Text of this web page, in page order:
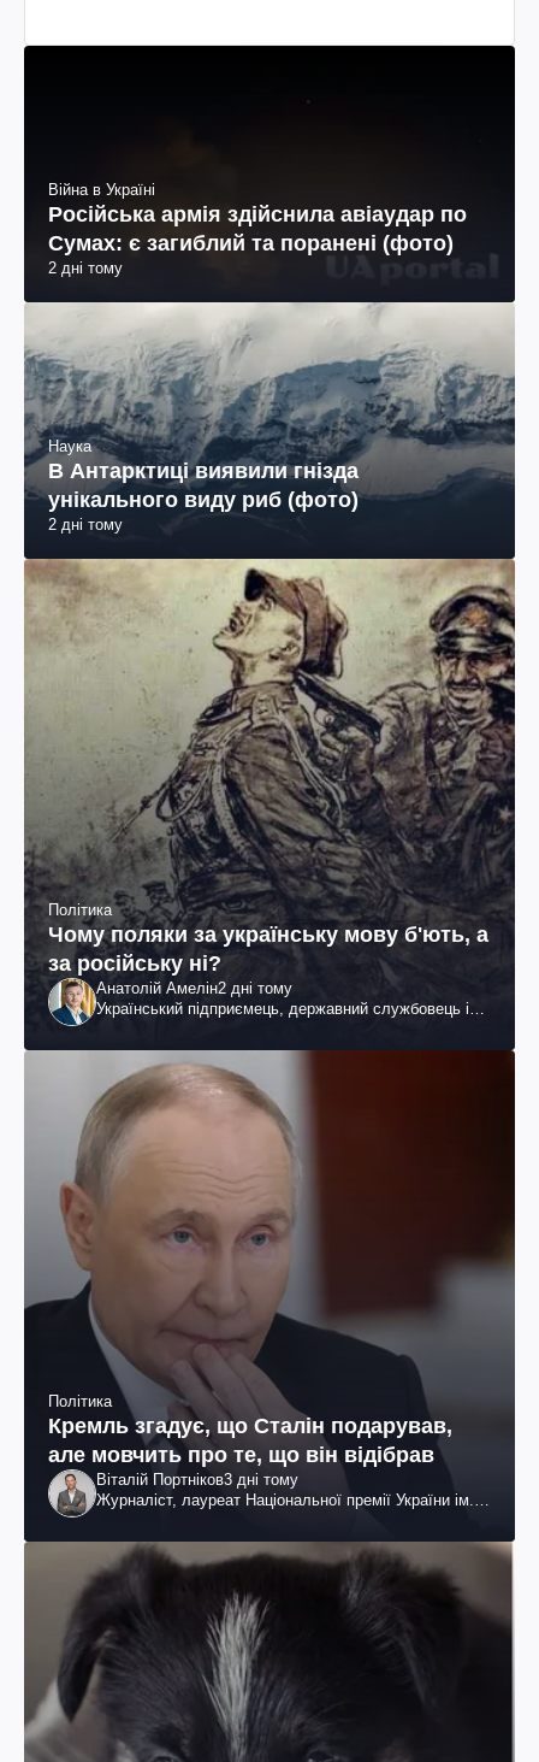
Війна в Україні
Російська армія здійснила авіаудар по
Сумах: є загиблий та поранені (фото)
2 дні тому
Наука
В Антарктиці виявили гнізда
унікального виду риб (фото)
2 дні тому
Політика
Чому поляки за українську мову б'ють, а
за російську ні?
Анатолій Амелін2 дні тому
Український підприємець, державний службовець і
Політика
Кремль згадує, що Сталін подарував,
але мовчить про те, що він відібрав
Віталій Портніков3 дні тому
Журналіст, лауреат Національної премії України ім.